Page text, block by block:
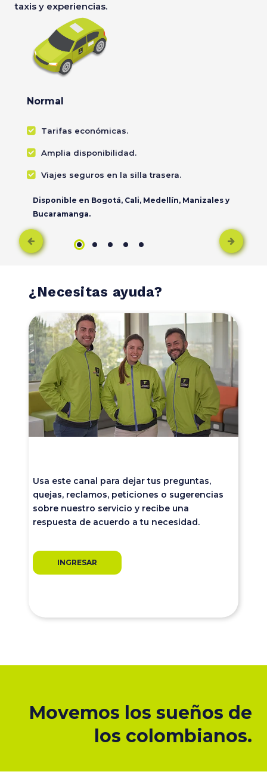
taxis y experiencias.
Normal
Tarifas económicas.
Amplia disponibilidad.
Viajes seguros en la silla trasera.
Disponible en Bogotá, Cali, Medellín, Manizales y
Bucaramanga.
¿Necesitas ayuda?
Usa este canal para dejar tus preguntas,
quejas, reclamos, peticiones o sugerencias
sobre nuestro servicio y recibe una
respuesta de acuerdo a tu necesidad.
INGRESAR
Movemos los sueños de
los colombianos.